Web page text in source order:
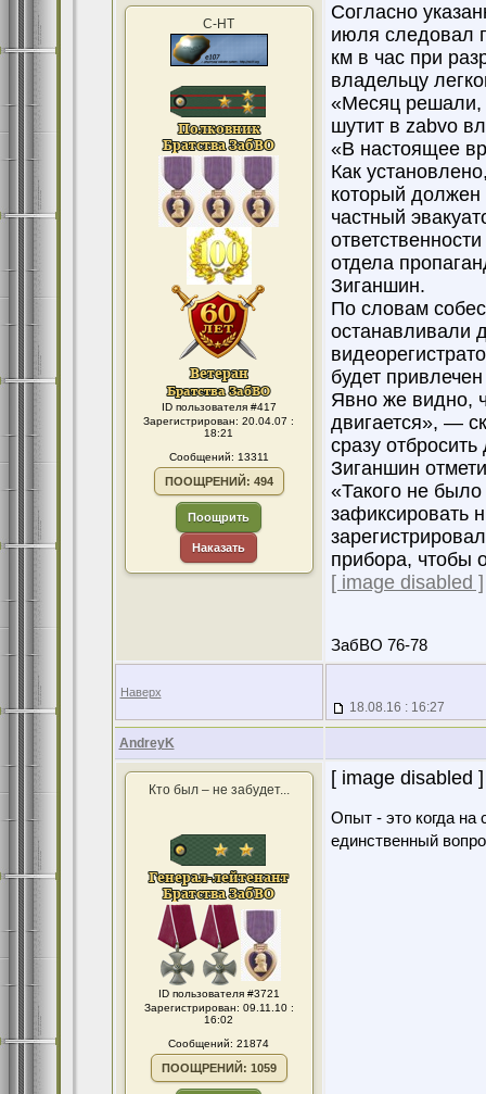
С-НТ
ID пользователя #417
Зарегистрирован: 20.04.07 :
18:21
Сообщений: 13311
ПООЩРЕНИЙ: 494
Поощрить
Наказать
Согласно
июля следовал
км в час при
владельцу
«Месяц решали,
шутит в zabvo
«В настоящее
Как
который должен
частный
отдела
Зиганшин.
По словам
останавливали
будет
Явно же видно,
двигается», —
сразу
Зиганшин
«Такого не
зафиксировать
прибора, чтобы
[ image disabled ]
ЗабВО 76-78
Наверх
18.08.16 : 16:27
AndreyK
Кто был – не забудет...
ID пользователя #3721
Зарегистрирован: 09.11.10 :
16:02
Сообщений: 21874
ПООЩРЕНИЙ: 1059
[ image disabled ]
Опыт - это когда на
единственный